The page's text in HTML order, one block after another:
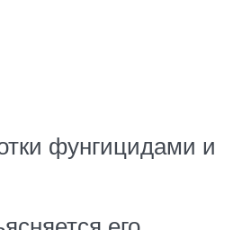
фунгицидами и